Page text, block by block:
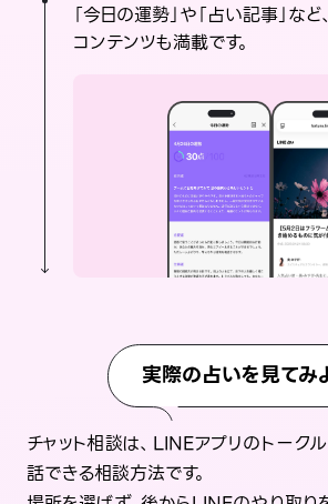
「今日の運勢」や「占い記事」な
コンテンツも満載です。
実際の占いを見てみ
チャット相談は、LINEアプリのトーク
話できる相談方法です。